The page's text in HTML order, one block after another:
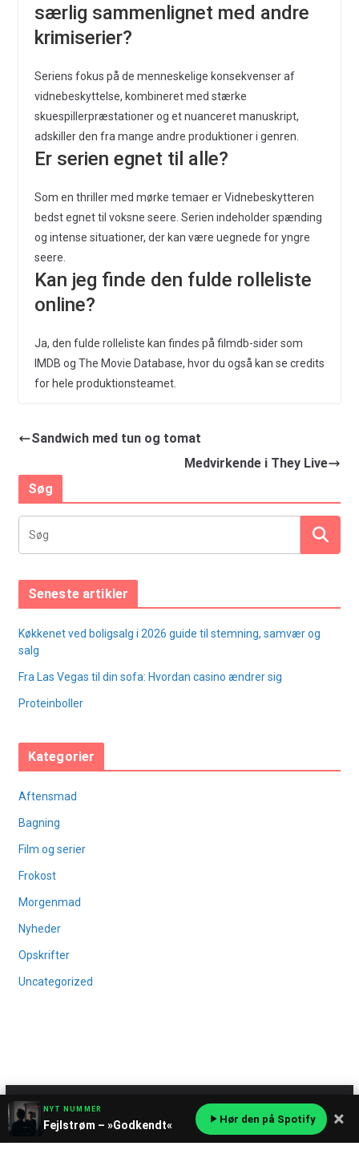
særlig sammenlignet med andre
krimiserier?
Seriens fokus på de menneskelige konsekvenser af
vidnebeskyttelse, kombineret med stærke
skuespillerpræstationer og et nuanceret manuskript,
adskiller den fra mange andre produktioner i genren.
Er serien egnet til alle?
Som en thriller med mørke temaer er Vidnebeskytteren
bedst egnet til voksne seere. Serien indeholder spænding
og intense situationer, der kan være uegnede for yngre
seere.
Kan jeg finde den fulde rolleliste
online?
Ja, den fulde rolleliste kan findes på filmdb-sider som
IMDB og The Movie Database, hvor du også kan se credits
for hele produktionsteamet.
Sandwich med tun og tomat
Medvirkende i They Live
Søg
Seneste artikler
Køkkenet ved boligsalg i 2026 guide til stemning, samvær og
salg
Fra Las Vegas til din sofa: Hvordan casino ændrer sig
Proteinboller
Kategorier
Aftensmad
Bagning
Film og serier
Frokost
Morgenmad
Nyheder
Opskrifter
Uncategorized
Copyright © 2026
. All rights reserved.
Theme:ColorMag Proby ThemeGrill. Powered byWordPress
NYT NUMMER
Fejlstrøm – »Godkendt« Hør den på Spotify ×